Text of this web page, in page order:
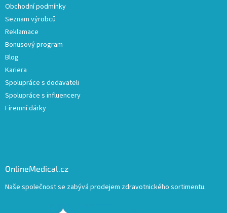
Obchodní podmínky
Seznam výrobců
Reklamace
Bonusový program
Blog
Kariera
Spolupráce s dodavateli
Spolupráce s influencery
Firemní dárky
OnlineMedical.cz
Naše společnost se zabývá prodejem zdravotnického sortimentu.